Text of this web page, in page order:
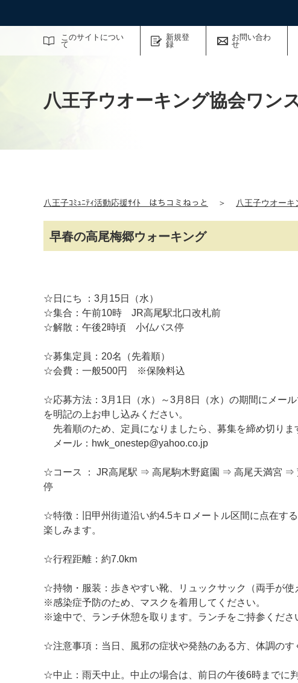
このサイトについ
て
新規登
録
お問い合わ
せ
サイト内検索
八王子ウオーキング協会ワン
八王子ｺﾐｭﾆﾃｨ活動応援ｻｲﾄ はちコミねっと ＞ 八王子ウオー
早春の高尾梅郷ウォーキング
☆日にち ：3月15日（水）
☆集合：午前10時 JR高尾駅北口改札前
☆解散：午後2時頃 小仏バス停
☆募集定員：20名（先着順）
☆会費：一般500円 ※保険料込
☆応募方法：3月1日（水）～3月8日（水）の期間にメー
を明記の上お申し込みください。
先着順のため、定員になりましたら、募集を締め切りま
メール：hwk_onestep@yahoo.co.jp
☆コース ： JR高尾駅 ⇒ 高尾駒木野庭園 ⇒ 高尾天満宮
停
☆特徴：旧甲州街道沿い約4.5キロメートル区間に点在す
楽しみます。
☆行程距離：約7.0km
☆持物・服装：歩きやすい靴、リュックサック（両手が
※感染症予防のため、マスクを着用してください。
※途中で、ランチ休憩を取ります。ランチをご持参くださ
☆注意事項：当日、風邪の症状や発熱のある方、体調のす
☆中止：雨天中止。中止の場合は、前日の午後6時までに
マイメディア検索